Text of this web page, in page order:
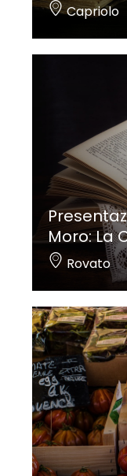
Capriolo
Moro: La
Rovato